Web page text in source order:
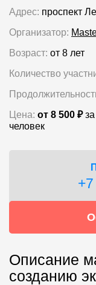
Адрес: проспект
Организатор:
Возраст: от 8 лет
Количество
Цена: от 8 500 ₽за
человек
Описание
созданию